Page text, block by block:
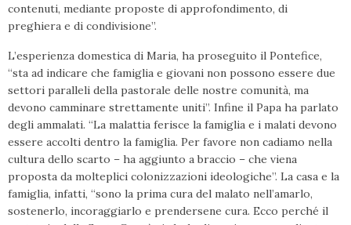
contenuti, mediante proposte di approfondimento, di
preghiera e di condivisione”.
L’esperienza domestica di Maria, ha proseguito il Pontefice,
“sta ad indicare che famiglia e giovani non possono essere due
settori paralleli della pastorale delle nostre comunità, ma
devono camminare strettamente uniti”. Infine il Papa ha parlato
degli ammalati. “La malattia ferisce la famiglia e i malati devono
essere accolti dentro la famiglia. Per favore non cadiamo nella
cultura dello scarto – ha aggiunto a braccio – che viena
proposta da molteplici colonizzazioni ideologiche”. La casa e la
famiglia, infatti, “sono la prima cura del malato nell’amarlo,
sostenerlo, incoraggiarlo e prendersene cura. Ecco perché il